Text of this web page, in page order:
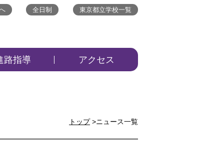
路指導 アクセス
東京都立学校一覧
全日制
トップ>ニュース一覧